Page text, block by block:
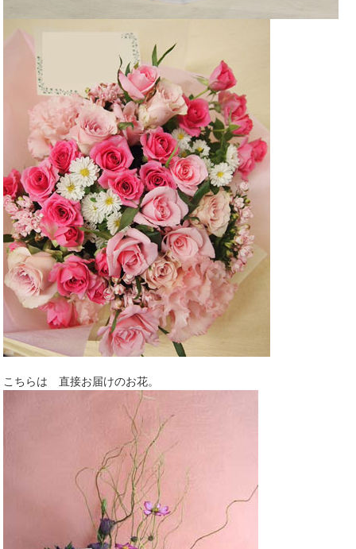
こちらは 直接お届けのお花。